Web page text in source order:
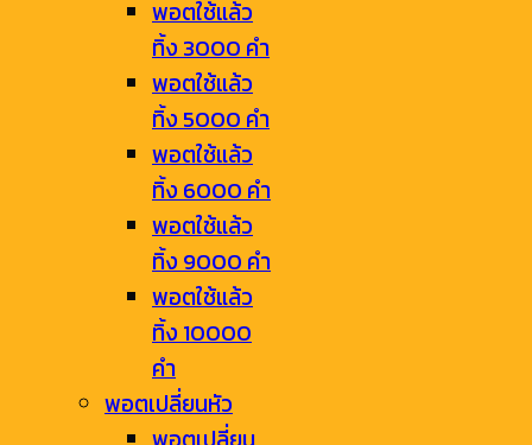
พอตใช้แล้ว
ทิ้ง 3000 คำ
พอตใช้แล้ว
ทิ้ง 5000 คำ
พอตใช้แล้ว
ทิ้ง 6000 คำ
พอตใช้แล้ว
ทิ้ง 9000 คำ
พอตใช้แล้ว
ทิ้ง 10000
คำ
พอตเปลี่ยนหัว